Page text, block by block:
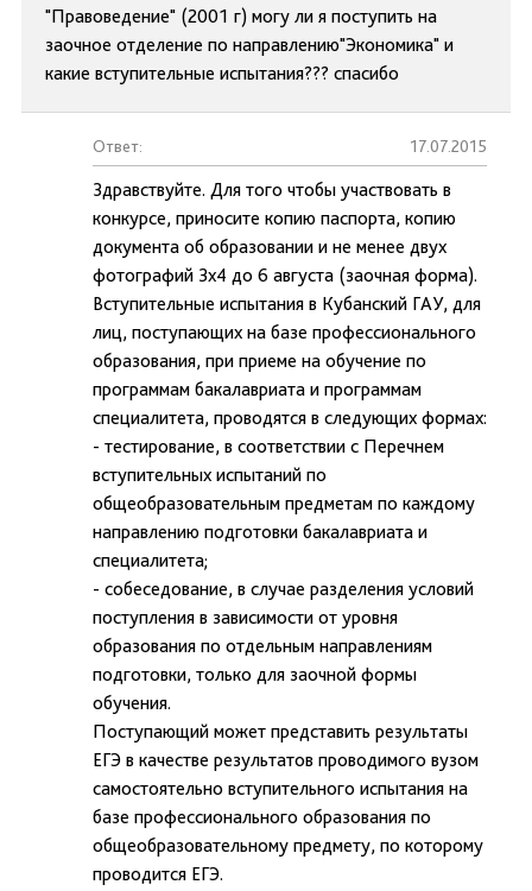
"Правоведение" (2001 г) могу ли я поступить на
заочное отделение по направлению"Экономика" и
какие вступительные испытания??? спасибо
Ответ: 17.07.2015
Здравствуйте. Для того чтобы участвовать в
конкурсе, приносите копию паспорта, копию
документа об образовании и не менее двух
фотографий 3х4 до 6 августа (заочная форма).
Вступительные испытания в Кубанский ГАУ, для
лиц, поступающих на базе профессионального
образования, при приеме на обучение по
программам бакалавриата и программам
специалитета, проводятся в следующих формах:
- тестирование, в соответствии с Перечнем
вступительных испытаний по
общеобразовательным предметам по каждому
направлению подготовки бакалавриата и
специалитета;
- собеседование, в случае разделения условий
поступления в зависимости от уровня
образования по отдельным направлениям
подготовки, только для заочной формы
обучения.
Поступающий может представить результаты
ЕГЭ в качестве результатов проводимого вузом
самостоятельно вступительного испытания на
базе профессионального образования по
общеобразовательному предмету, по которому
проводится ЕГЭ.